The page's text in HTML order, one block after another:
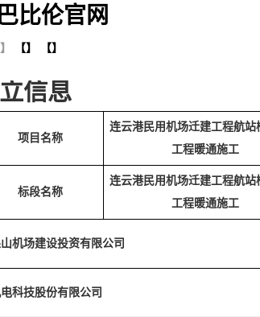
比伦官网
【】 【】
信息
项目名称
连云港民用机场迁建工程航站
工程暖通施工
标段名称
连云港民用机场迁建工程航站
工程暖通施工
机场建设投资有限公司
科技股份有限公司